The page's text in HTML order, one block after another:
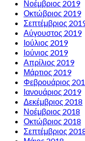
Νοέμβριος 2019
Οκτώβριος 2019
Σεπτέμβριος
Αύγουστος 2019
Ιούλιος 2019
Ιούνιος 2019
Απρίλιος 2019
Μάρτιος 2019
Φεβρουάριος
Ιανουάριος 2019
Δεκέμβριος 2018
Νοέμβριος 2018
Οκτώβριος 2018
Σεπτέμβριος